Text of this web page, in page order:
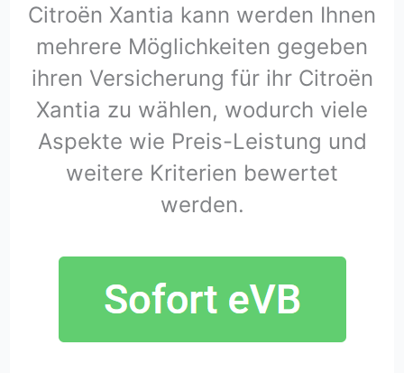
Citroën Xantia kann werden Ihnen
mehrere Möglichkeiten gegeben
ihren Versicherung für ihr Citroën
Xantia zu wählen, wodurch viele
Aspekte wie Preis-Leistung und
weitere Kriterien bewertet
werden.